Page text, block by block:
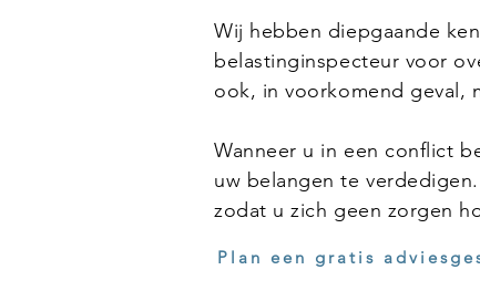
Wij hebben diepgaande
belastinginspecteur voor
ook, in voorkomend geval,
Wanneer u in een conflict
uw belangen te
zodat u zich geen zorgen
Plan een gratis